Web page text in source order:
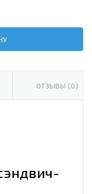
ОТЗЫВЫ (0)